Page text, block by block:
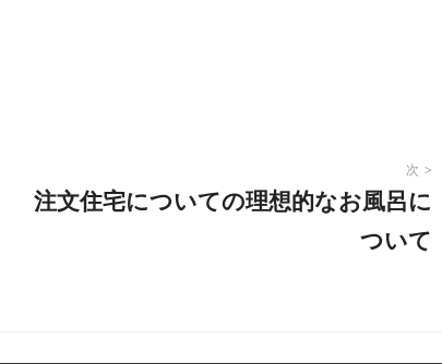
次
注文住宅についての理想的なお風呂に
ついて